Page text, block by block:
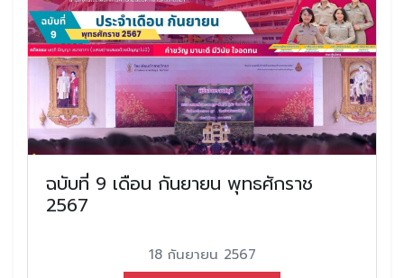
ฉบับที่ 9 เดือน กันยายน พุทธศักราช
2567
18 กันยายน 2567